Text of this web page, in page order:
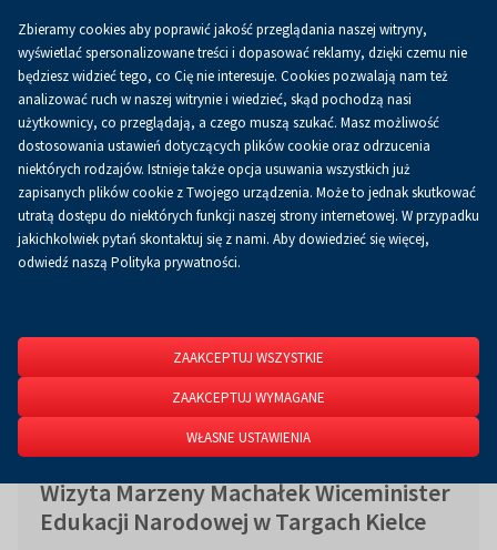
0.00 złKoszykPL
Strona główna O firmie Aktualności
Aktualności
Wizyta Marzeny Machałek Wiceminister
Edukacji Narodowej w Targach Kielce
Zbieramy cookies aby poprawić jakość przeglądania naszej witryny,
wyświetlać spersonalizowane treści i dopasować reklamy, dzięki czemu nie
będziesz widzieć tego, co Cię nie interesuje. Cookies pozwalają nam też
analizować ruch w naszej witrynie i wiedzieć, skąd pochodzą nasi
użytkownicy, co przeglądają, a czego muszą szukać. Masz możliwość
dostosowania ustawień dotyczących plików cookie oraz odrzucenia
niektórych rodzajów. Istnieje także opcja usuwania wszystkich już
zapisanych plików cookie z Twojego urządzenia. Może to jednak skutkować
utratą dostępu do niektórych funkcji naszej strony internetowej. W przypadku
jakichkolwiek pytań skontaktuj się z nami. Aby dowiedzieć się więcej,
odwiedź naszą Polityka prywatności.
ZAAKCEPTUJ WSZYSTKIE
ZAAKCEPTUJ WYMAGANE
WŁASNE USTAWIENIA